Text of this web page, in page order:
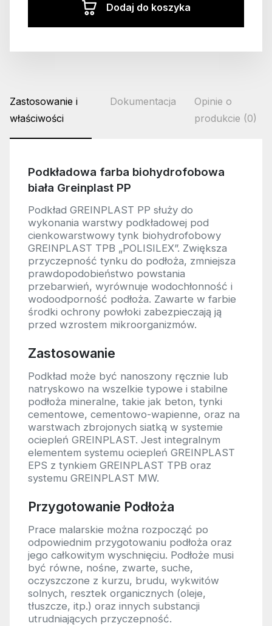
Dodaj do koszyka
Zastosowanie i
właściwości
Dokumentacja
Opinie o
produkcie (0)
Podkładowa farba biohydrofobowa
biała Greinplast PP
Podkład GREINPLAST PP służy do
wykonania warstwy podkładowej pod
cienkowarstwowy tynk biohydrofobowy
GREINPLAST TPB „POLISILEX”. Zwiększa
przyczepność tynku do podłoża, zmniejsza
prawdopodobieństwo powstania
przebarwień, wyrównuje wodochłonność i
wodoodporność podłoża. Zawarte w farbie
środki ochrony powłoki zabezpieczają ją
przed wzrostem mikroorganizmów.
Zastosowanie
Podkład może być nanoszony ręcznie lub
natryskowo na wszelkie typowe i stabilne
podłoża mineralne, takie jak beton, tynki
cementowe, cementowo-wapienne, oraz na
warstwach zbrojonych siatką w systemie
ociepleń GREINPLAST. Jest integralnym
elementem systemu ociepleń GREINPLAST
EPS z tynkiem GREINPLAST TPB oraz
systemu GREINPLAST MW.
Przygotowanie Podłoża
Prace malarskie można rozpocząć po
odpowiednim przygotowaniu podłoża oraz
jego całkowitym wyschnięciu. Podłoże musi
być równe, nośne, zwarte, suche,
oczyszczone z kurzu, brudu, wykwitów
solnych, resztek organicznych (oleje,
tłuszcze, itp.) oraz innych substancji
utrudniających przyczepność.